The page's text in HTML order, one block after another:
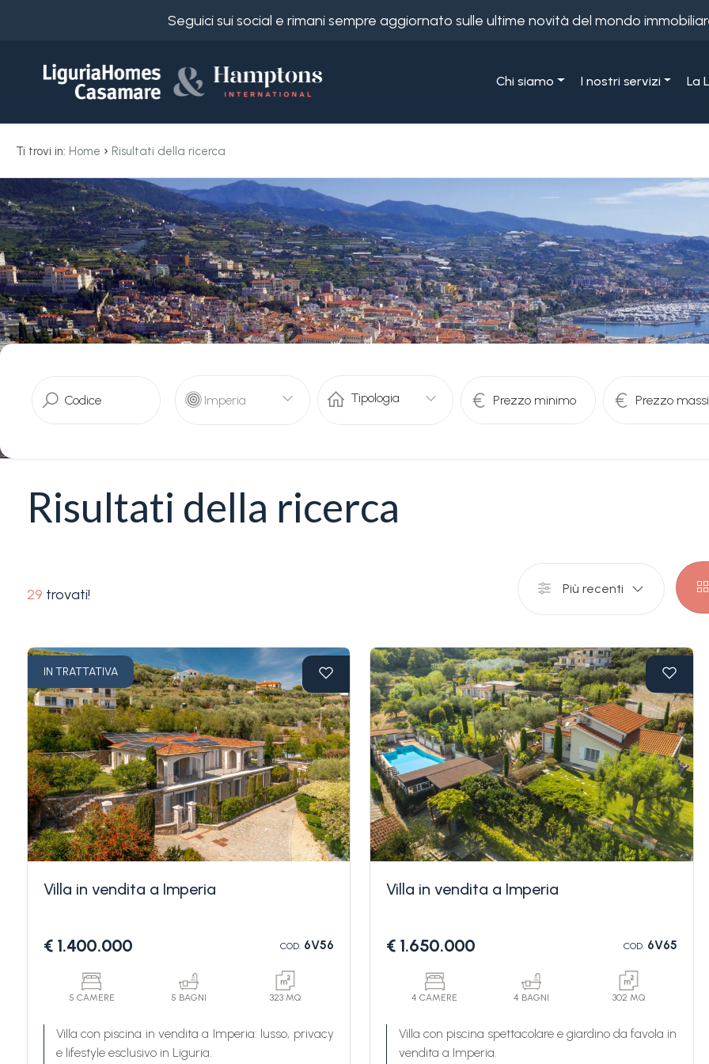
Seguici sui social e rimani sempre aggiornato sulle ultime novità del mondo
Chi siamo I nostri servizi La
Ti trovi in: Home › Risultati della ricerca
Imperia
Risultati della ricerca
29 trovati! Più recenti
IN TRATTATIVA
Villa in vendita a Imperia
€ 1.400.000 COD. 6V56
5 CAMERE 5 BAGNI 323 MQ
Villa con piscina in vendita a Imperia: lusso, privacy
e lifestyle esclusivo in Liguria.
Villa in vendita a Imperia
€ 1.650.000 COD.6V65
4 CAMERE 4 BAGNI 302 MQ
Villa con piscina spettacolare e giardino da favola in
vendita a Imperia.
FR
DE
RU
Chi
siamo
I
nostri
La
Liguria
case
(0)
dove
cercare
Imperia
Imperia
Tipologia
Qualsiasi
Prezzo
Camere